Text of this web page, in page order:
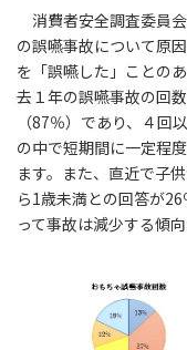
消費者安全調査委員
の誤嚥事故について原
を「誤嚥した」ことの
去１年の誤嚥事故の回
（87％）であり、４
の中で短期間に一定程
ます。また、直近で子
ら1歳未満との回答が
って事故は減少する傾